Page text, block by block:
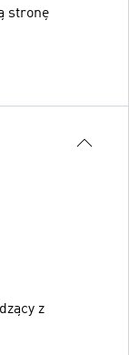
stronę
z